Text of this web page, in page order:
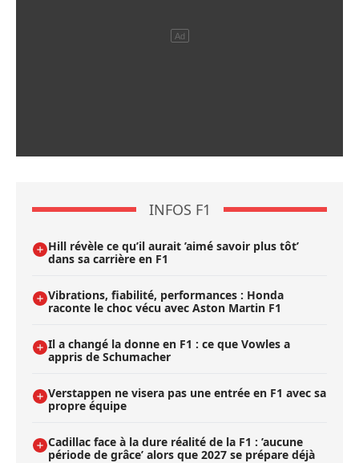
INFOS F1
Hill révèle ce qu’il aurait ’aimé savoir plus tôt’
dans sa carrière en F1
Vibrations, fiabilité, performances : Honda
raconte le choc vécu avec Aston Martin F1
Il a changé la donne en F1 : ce que Vowles a
appris de Schumacher
Verstappen ne visera pas une entrée en F1 avec sa
propre équipe
Cadillac face à la dure réalité de la F1 : ’aucune
période de grâce’ alors que 2027 se prépare déjà